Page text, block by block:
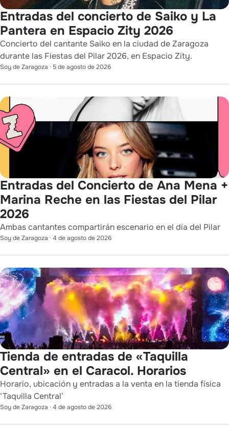
Entradas del concierto de Saiko y La
Pantera en Espacio Zity 2026
Concierto del cantante Saiko en la ciudad de Zaragoza
durante las Fiestas del Pilar 2026, en Espacio Zity.
Soy de Zaragoza · 5 de agosto de 2026
Entradas del Concierto de Ana Mena +
Marina Reche en las Fiestas del Pilar
2026
Ambas cantantes compartirán escenario en el día del Pilar
Soy de Zaragoza · 4 de agosto de 2026
Tienda de entradas de «Taquilla
Central» en el Caracol. Horarios
Horario, ubicación y entradas a la venta en la tienda física
‘Taquilla Central’
Soy de Zaragoza · 4 de agosto de 2026